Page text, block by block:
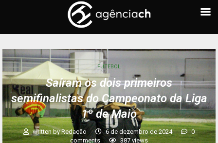
FUTEBOL
Saíram os dois primeiros
semifinalistas do Campeonato da Liga
1º de Maio
written byRedação 6 de dezembro de 2024
0
comments
387 views